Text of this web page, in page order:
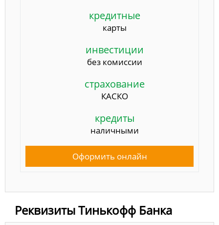
кредитные
карты
инвестиции
без комиссии
страхование
КАСКО
кредиты
наличными
Оформить онлайн
Реквизиты Тинькофф Банка